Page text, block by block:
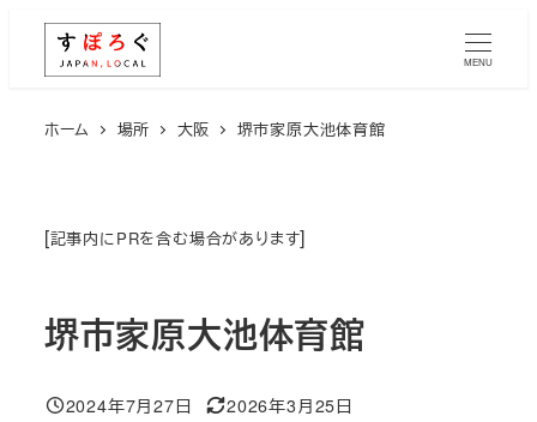
MENU
ホーム 場所 大阪 堺市家原大池体育館
[記事内にPRを含む場合があります]
堺市家原大池体育館
2024年7月27日
2026年3月25日